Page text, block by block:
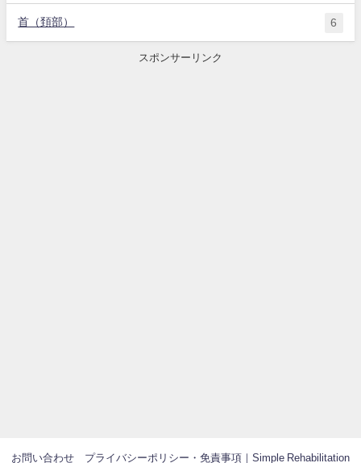
首（頚部） 6
スポンサーリンク
お問い合わせ プライバシーポリシー・免責事項｜Simple Rehabilitation